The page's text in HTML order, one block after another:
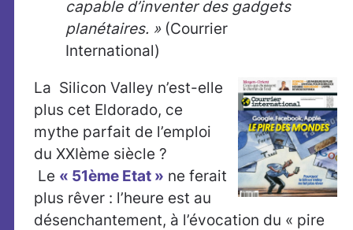
capable d’inventer des gadgets
planétaires. » (Courrier
International)
La Silicon Valley n’est-elle
plus cet Eldorado, ce
mythe parfait de l’emploi
du XXIème siècle ?
Le « 51ème Etat » ne ferait
plus rêver : l’heure est au
désenchantement, à l’évocation du « pire